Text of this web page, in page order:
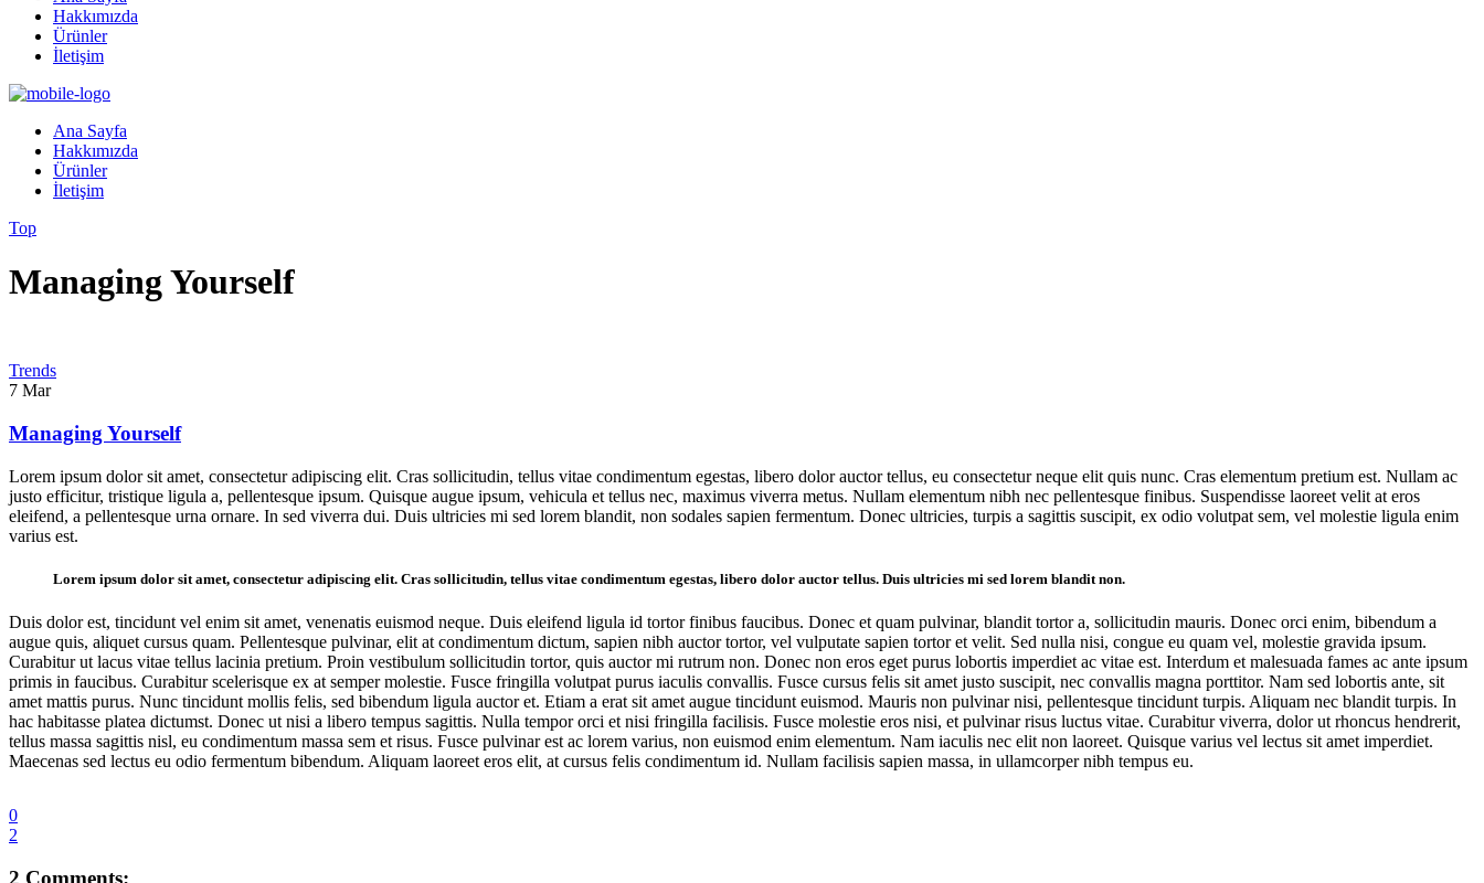
Hakkımızda
Ürünler
İletişim
Ana Sayfa
Hakkımızda
Ürünler
İletişim
Top
Managing Yourself
Trends
7 Mar
Managing Yourself
Lorem ipsum dolor sit amet, consectetur adipiscing elit. Cras sollicitudin, tellus vitae condimentum egestas, libero dolor auctor tellus, eu consectetur neque elit quis nunc. Cras elementum pretium est. Nullam ac
justo efficitur, tristique ligula a, pellentesque ipsum. Quisque augue ipsum, vehicula et tellus nec, maximus viverra metus. Nullam elementum nibh nec pellentesque finibus. Suspendisse laoreet velit at eros
eleifend, a pellentesque urna ornare. In sed viverra dui. Duis ultricies mi sed lorem blandit, non sodales sapien fermentum. Donec ultricies, turpis a sagittis suscipit, ex odio volutpat sem, vel molestie ligula enim
varius est.
Lorem ipsum dolor sit amet, consectetur adipiscing elit. Cras sollicitudin, tellus vitae condimentum egestas, libero dolor auctor tellus. Duis ultricies mi sed lorem blandit non.
Duis dolor est, tincidunt vel enim sit amet, venenatis euismod neque. Duis eleifend ligula id tortor finibus faucibus. Donec et quam pulvinar, blandit tortor a, sollicitudin mauris. Donec orci enim, bibendum a
augue quis, aliquet cursus quam. Pellentesque pulvinar, elit at condimentum dictum, sapien nibh auctor tortor, vel vulputate sapien tortor et velit. Sed nulla nisi, congue eu quam vel, molestie gravida ipsum.
Curabitur ut lacus vitae tellus lacinia pretium. Proin vestibulum sollicitudin tortor, quis auctor mi rutrum non. Donec non eros eget purus lobortis imperdiet ac vitae est. Interdum et malesuada fames ac ante ipsum
primis in faucibus. Curabitur scelerisque ex at semper molestie. Fusce fringilla volutpat purus iaculis convallis. Fusce cursus felis sit amet justo suscipit, nec convallis magna porttitor. Nam sed lobortis ante, sit
amet mattis purus. Nunc tincidunt mollis felis, sed bibendum ligula auctor et. Etiam a erat sit amet augue tincidunt euismod. Mauris non pulvinar nisi, pellentesque tincidunt turpis. Aliquam nec blandit turpis. In
hac habitasse platea dictumst. Donec ut nisi a libero tempus sagittis. Nulla tempor orci et nisi fringilla facilisis. Fusce molestie eros nisi, et pulvinar risus luctus vitae. Curabitur viverra, dolor ut rhoncus hendrerit,
tellus massa sagittis nisl, eu condimentum massa sem et risus. Fusce pulvinar est ac lorem varius, non euismod enim elementum. Nam iaculis nec elit non laoreet. Quisque varius vel lectus sit amet imperdiet.
Maecenas sed lectus eu odio fermentum bibendum. Aliquam laoreet eros elit, at cursus felis condimentum id. Nullam facilisis sapien massa, in ullamcorper nibh tempus eu.
0
2
2 Comments: